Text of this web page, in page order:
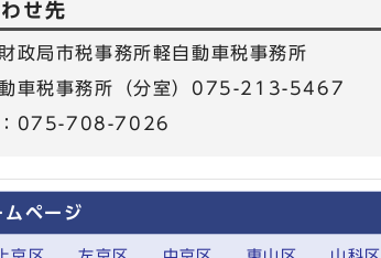
せ先
政局市税事務所軽自動車税事務所
動車税事務所（分室）075-213-5467
：075-708-7026
ムページ
上京区 左京区 中京区 東山区 山科区